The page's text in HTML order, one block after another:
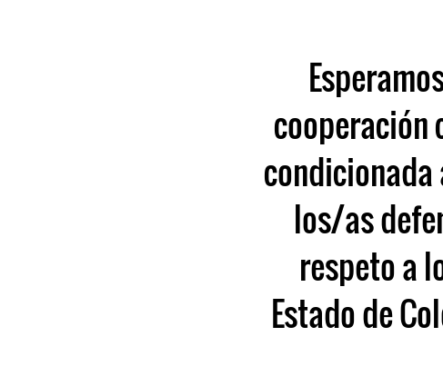
cooperación
condicionada
los/as
respeto a
Estado de